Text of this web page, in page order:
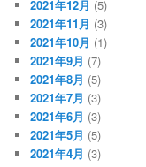
2021年12月 (5)
2021年11月 (3)
2021年10月 (1)
2021年9月 (7)
2021年8月 (5)
2021年7月 (3)
2021年6月 (3)
2021年5月 (5)
2021年4月 (3)